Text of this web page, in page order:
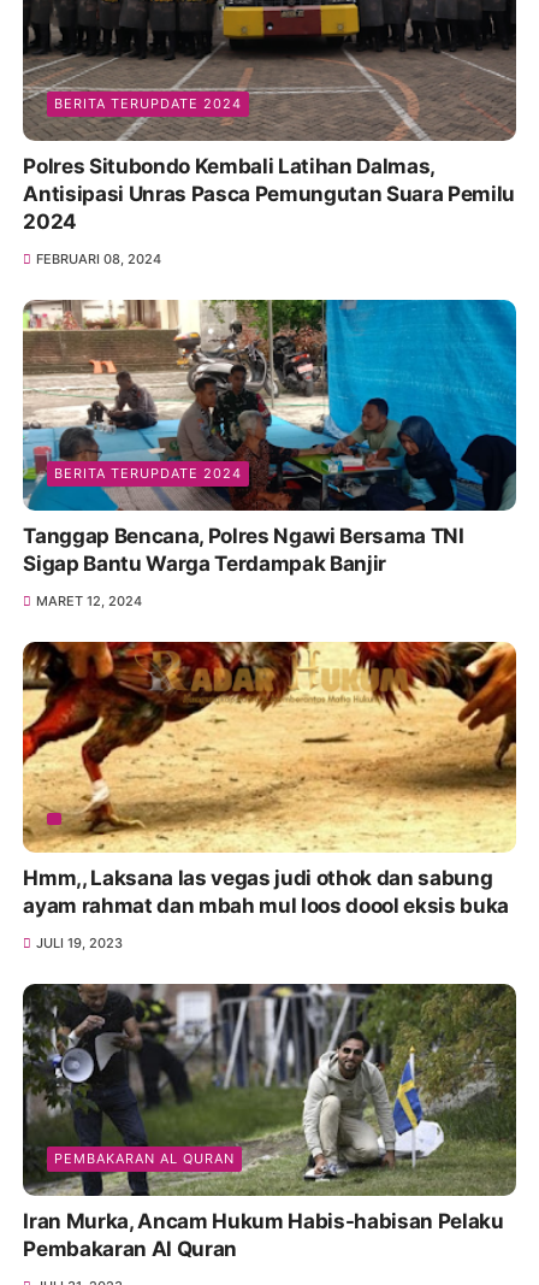
BERITA TERUPDATE 2024
Polres Situbondo Kembali Latihan Dalmas,
Antisipasi Unras Pasca Pemungutan Suara Pemilu
2024
FEBRUARI 08, 2024
BERITA TERUPDATE 2024
Tanggap Bencana, Polres Ngawi Bersama TNI
Sigap Bantu Warga Terdampak Banjir
MARET 12, 2024
Hmm,, Laksana las vegas judi othok dan sabung
ayam rahmat dan mbah mul loos doool eksis buka
JULI 19, 2023
PEMBAKARAN AL QURAN
Iran Murka, Ancam Hukum Habis-habisan Pelaku
Pembakaran Al Quran